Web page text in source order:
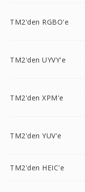
TM2'den RGBO'e
TM2'den UYVY'e
TM2'den XPM'e
TM2'den YUV'e
TM2'den HEIC'e